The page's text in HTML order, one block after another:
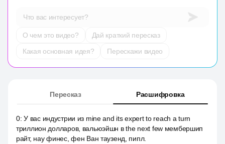
Что вас интересует?
О чем это видео?
Дай краткий пересказ
Какая основная идея?
Перескажи видео
Пересказ Расшифровка
0:У вас индустрии из mine and its expert to reach a turn
триллион долларов, вальюэйшн в the next few мембершип
райт, нау финес, фен Ван таузенд, пипл.